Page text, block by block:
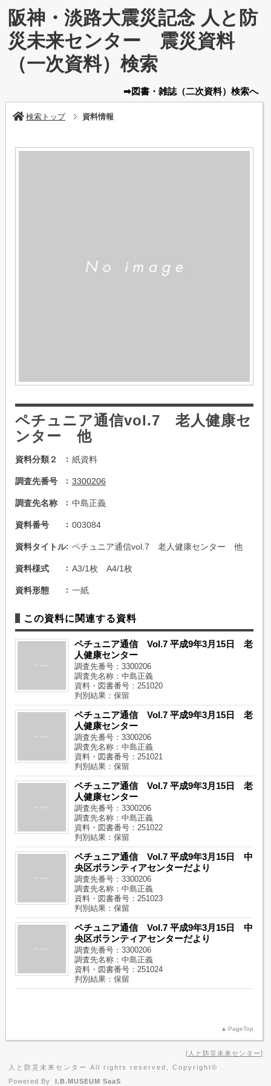
阪神・淡路大震災記念 人と防
災未来センター 震災資料
（一次資料）検索
➡図書・雑誌（二次資料） 検索へ
検索トップ 資料情報
ペチュニア通信vol.7 老人健康セ
ンター 他
資料分類２ 紙資料
調査先番号 3300206
調査先名称 中島正義
資料番号 003084
資料タイトル ペチュニア通信vol.7 老人健康センター 他
資料様式 A3/1枚 A4/1枚
資料形態 一紙
この資料に関連する資料
ペチュニア通信 Vol.7 平成9年3月15日 老
人健康センター
調査先番号：3300206
調査先名称：中島正義
資料・図書番号：251020
判別結果：保留
ペチュニア通信 Vol.7 平成9年3月15日 老
人健康センター
調査先番号：3300206
調査先名称：中島正義
資料・図書番号：251021
判別結果：保留
ペチュニア通信 Vol.7 平成9年3月15日 老
人健康センター
調査先番号：3300206
調査先名称：中島正義
資料・図書番号：251022
判別結果：保留
ペチュニア通信 Vol.7 平成9年3月15日 中
央区ボランティアセンターだより
調査先番号：3300206
調査先名称：中島正義
資料・図書番号：251023
判別結果：保留
ペチュニア通信 Vol.7 平成9年3月15日 中
央区ボランティアセンターだより
調査先番号：3300206
調査先名称：中島正義
資料・図書番号：251024
判別結果：保留
PageTop
人と防災未来センター
人と防災未来センター All rights reserved, Copyright©
Powered By
I.B.MUSEUM SaaS